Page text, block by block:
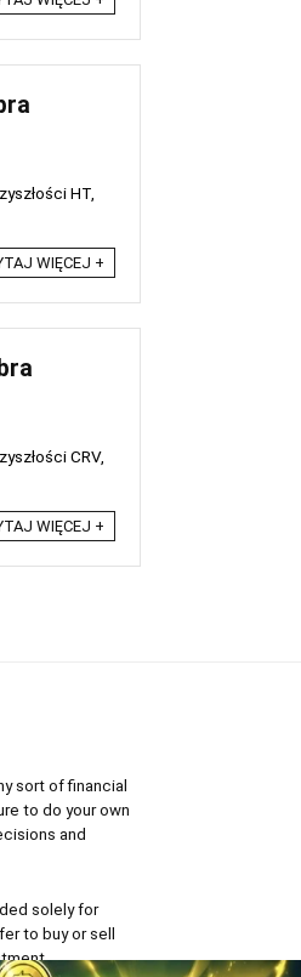
HT,
WIĘCEJ +
CRV,
WIĘCEJ +
sort of financial
to do your own
and
solely for
to buy or sell